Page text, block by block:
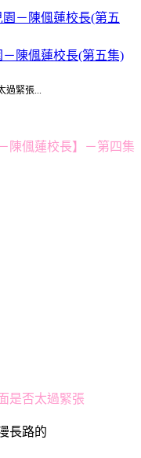
陳偑蓮校長(第五集)
過緊張...
陳偑蓮校長】－第四集
是否太過緊張
長路的